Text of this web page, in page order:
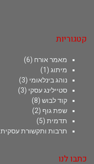
קטגוריות
מאמר אורח (6)
מיתוג (1)
נוהג בינלאומי (3)
סטיילינג עסקי (3)
קוד לבוש (8)
שפת גוף (2)
תדמית (5)
תרבות ותקשורת עסקית
כתבו לנו